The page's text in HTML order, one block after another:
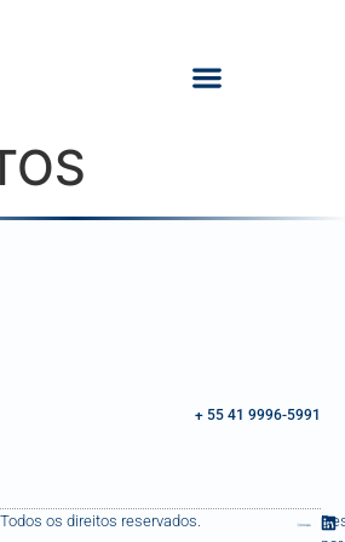
+ 55 41 9996-5991
os direitos reservados.